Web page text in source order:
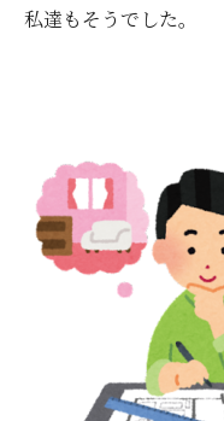
私達もそうでした。